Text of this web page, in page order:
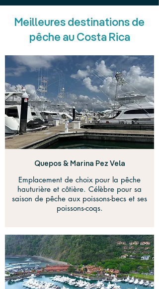
Meilleures destinations de
pêche au Costa Rica
Quepos & Marina Pez Vela
Emplacement de choix pour la pêche
hauturière et côtière. Célèbre pour sa
saison de pêche aux poissons-becs et ses
poissons-coqs.